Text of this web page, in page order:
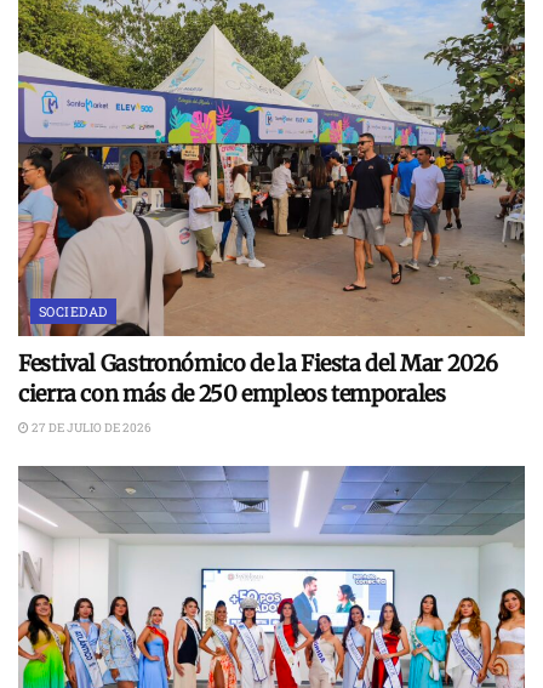
SOCIEDAD
Festival Gastronómico de la Fiesta del Mar 2026
cierra con más de 250 empleos temporales
27 DE JULIO DE 2026